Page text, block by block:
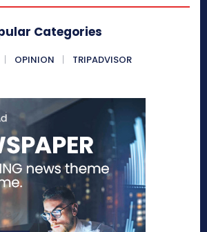
Categories
OPINION TRIPADVISOR